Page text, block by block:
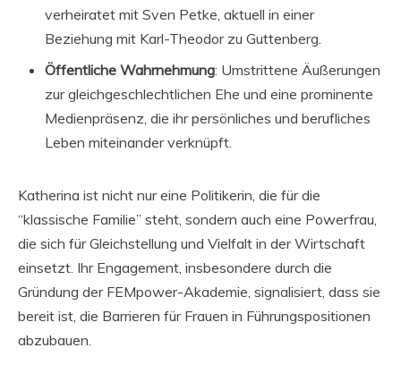
verheiratet mit Sven Petke, aktuell in einer
Beziehung mit Karl-Theodor zu Guttenberg.
Öffentliche Wahrnehmung: Umstrittene Äußerungen
zur gleichgeschlechtlichen Ehe und eine prominente
Medienpräsenz, die ihr persönliches und berufliches
Leben miteinander verknüpft.
Katherina ist nicht nur eine Politikerin, die für die
“klassische Familie” steht, sondern auch eine Powerfrau,
die sich für Gleichstellung und Vielfalt in der Wirtschaft
einsetzt. Ihr Engagement, insbesondere durch die
Gründung der FEMpower-Akademie, signalisiert, dass sie
bereit ist, die Barrieren für Frauen in Führungspositionen
abzubauen.